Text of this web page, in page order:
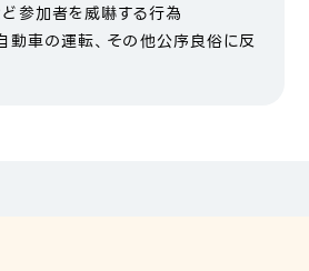
参加者を威嚇する行為
動車の運転、その他公序良俗に反